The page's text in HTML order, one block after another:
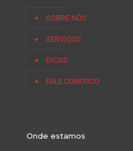
SOBRE NÓS
SERVIÇOS
DICAS
FALE CONOSCO
Onde estamos